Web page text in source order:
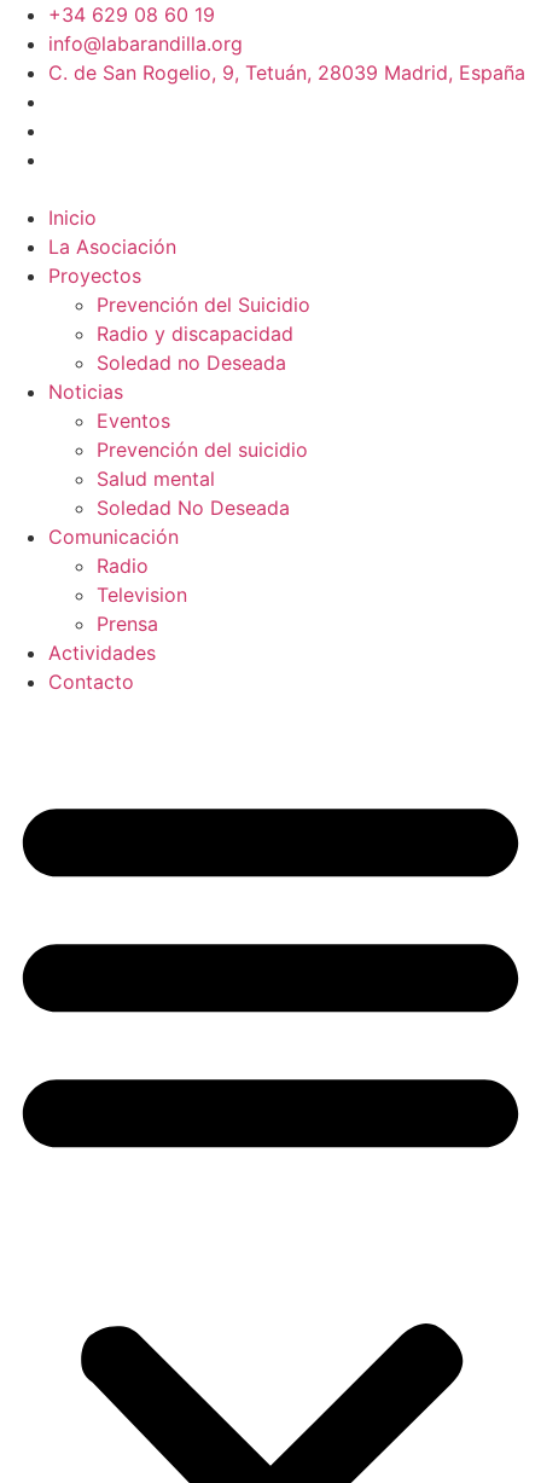
+34 629 08 60 19
info@labarandilla.org
C. de San Rogelio, 9, Tetuán, 28039 Madrid, España
Inicio
La Asociación
Proyectos
Prevención del Suicidio
Radio y discapacidad
Soledad no Deseada
Noticias
Eventos
Prevención del suicidio
Salud mental
Soledad No Deseada
Comunicación
Radio
Television
Prensa
Actividades
Contacto